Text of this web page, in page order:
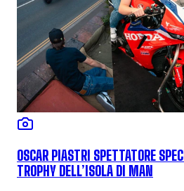
OSCAR PIASTRI SPETTATORE
TROPHY DELL’ISOLA DI MAN